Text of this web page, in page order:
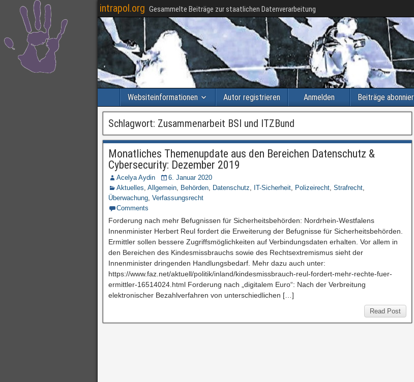
intrapol.org Gesammelte Beiträge zur staatlichen Datenverarbeitung
Websiteinformationen Autor registrieren Anmelden Beiträge
Schlagwort: Zusammenarbeit BSI und ITZBund
Monatliches Themenupdate aus den Bereichen Datenschutz &
Cybersecurity: Dezember 2019
Acelya Aydin
6. Januar 2020
Aktuelles, Allgemein, Behörden, Datenschutz, IT-Sicherheit, Polizeirecht, Strafrecht,
Überwachung, Verfassungsrecht
Comments
Forderung nach mehr Befugnissen für Sicherheitsbehörden: Nordrhein-Westfalens
Innenminister Herbert Reul fordert die Erweiterung der Befugnisse für Sicherheitsbehörden.
Ermittler sollen bessere Zugriffsmöglichkeiten auf Verbindungsdaten erhalten. Vor allem in
den Bereichen des Kindesmissbrauchs sowie des Rechtsextremismus sieht der
Innenminister dringenden Handlungsbedarf. Mehr dazu auch unter:
https://www.faz.net/aktuell/politik/inland/kindesmissbrauch-reul-fordert-mehr-rechte-fuer-
ermittler-16514024.html Forderung nach „digitalem Euro“: Nach der Verbreitung
elektronischer Bezahlverfahren von unterschiedlichen […]
Read Post